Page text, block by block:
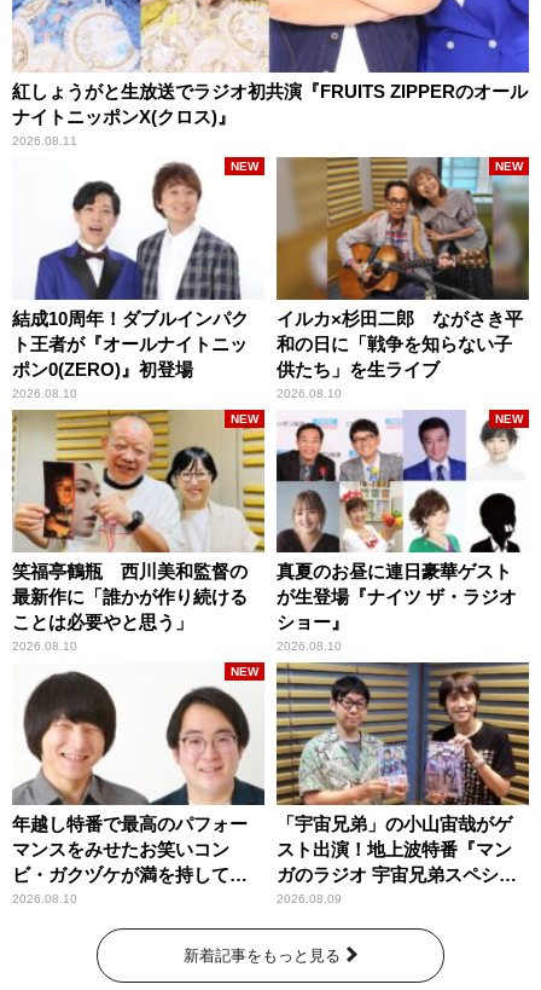
紅しょうがと生放送でラジオ初共演『FRUITS ZIPPERのオール
ナイトニッポンX(クロス)』
2026.08.11
結成10周年！ダブルインパク
ト王者が『オールナイトニッ
ポン0(ZERO)』初登場
2026.08.10
NEW
イルカ×杉田二郎 ながさき平
和の日に「戦争を知らない子
供たち」を生ライブ
2026.08.10
NEW
笑福亭鶴瓶 西川美和監督の
最新作に「誰かが作り続ける
ことは必要やと思う」
2026.08.10
NEW
真夏のお昼に連日豪華ゲスト
が生登場『ナイツ ザ・ラジオ
ショー』
2026.08.10
NEW
年越し特番で最高のパフォー
マンスをみせたお笑いコン
ビ・ガクヅケが満を持して
『オールナイトニッポン
0(ZERO)』に登場！
2026.08.10
NEW
「宇宙兄弟」の小山宙哉がゲ
スト出演！地上波特番『マン
ガのラジオ 宇宙兄弟スペシャ
ル 』
2026.08.09
新着記事をもっと見る